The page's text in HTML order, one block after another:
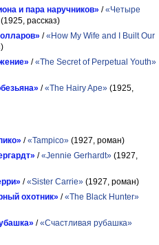
и пара наручников» /«Четыре
(1925, рассказ)
/«How My Wife and I Built Our
/«The Secret of Perpetual Youth»
/«The Hairy Ape» (1925,
/«Tampico» (1927, роман)
/«Jennie Gerhardt» (1927,
/«Sister Carrie» (1927, роман)
охотник» /«The Black Hunter»
/«Счастливая рубашка»